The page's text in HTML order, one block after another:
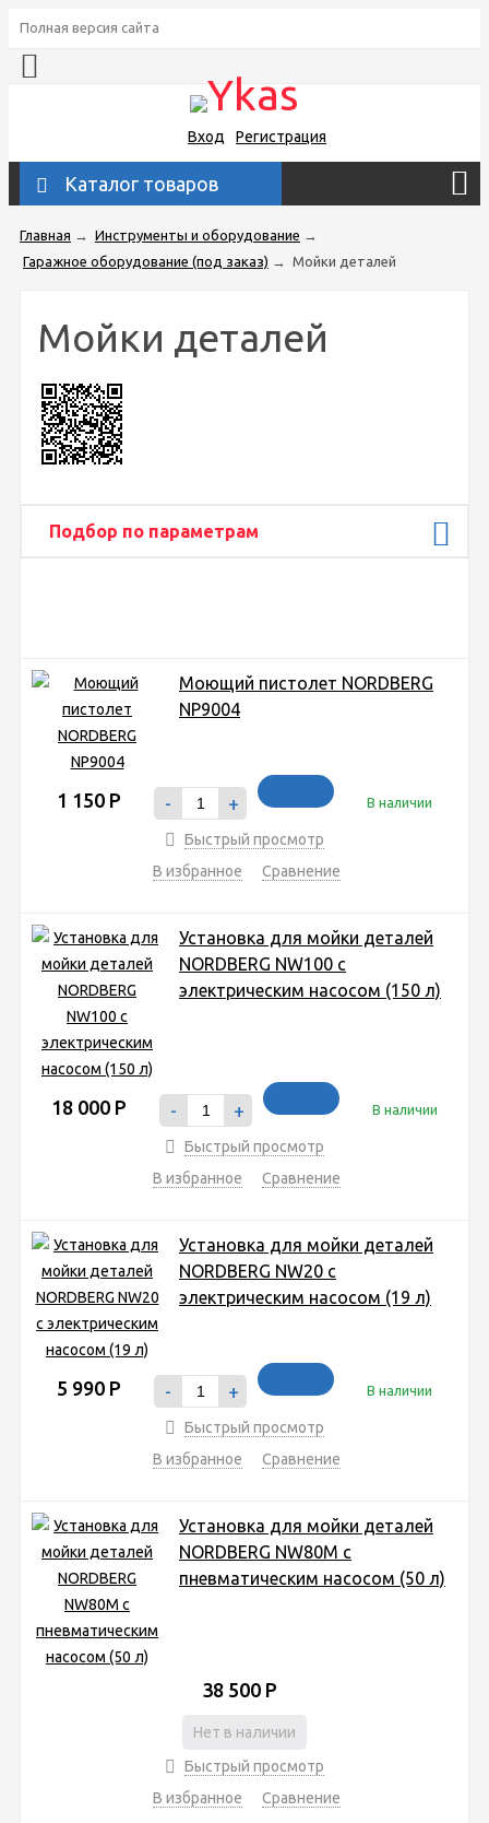
Полная версия сайта
Вход Регистрация
Каталог товаров
Главная → Инструменты и оборудование →
Гаражное оборудование (под заказ) → Мойки деталей
Мойки деталей
Подбор по параметрам
Моющий пистолет NORDBERG
NP9004
1 150 Р - + В наличии
Быстрый просмотр
В избранное
Сравнение
Установка для мойки деталей
NORDBERG NW100 с
электрическим насосом (150 л)
18 000 Р - + В наличии
Быстрый просмотр
В избранное
Сравнение
Установка для мойки деталей
NORDBERG NW20 с
электрическим насосом (19 л)
5 990 Р - + В наличии
Быстрый просмотр
В избранное
Сравнение
Установка для мойки деталей
NORDBERG NW80M с
пневматическим насосом (50 л)
38 500 Р
Нет в наличии
Быстрый просмотр
В избранное
Сравнение